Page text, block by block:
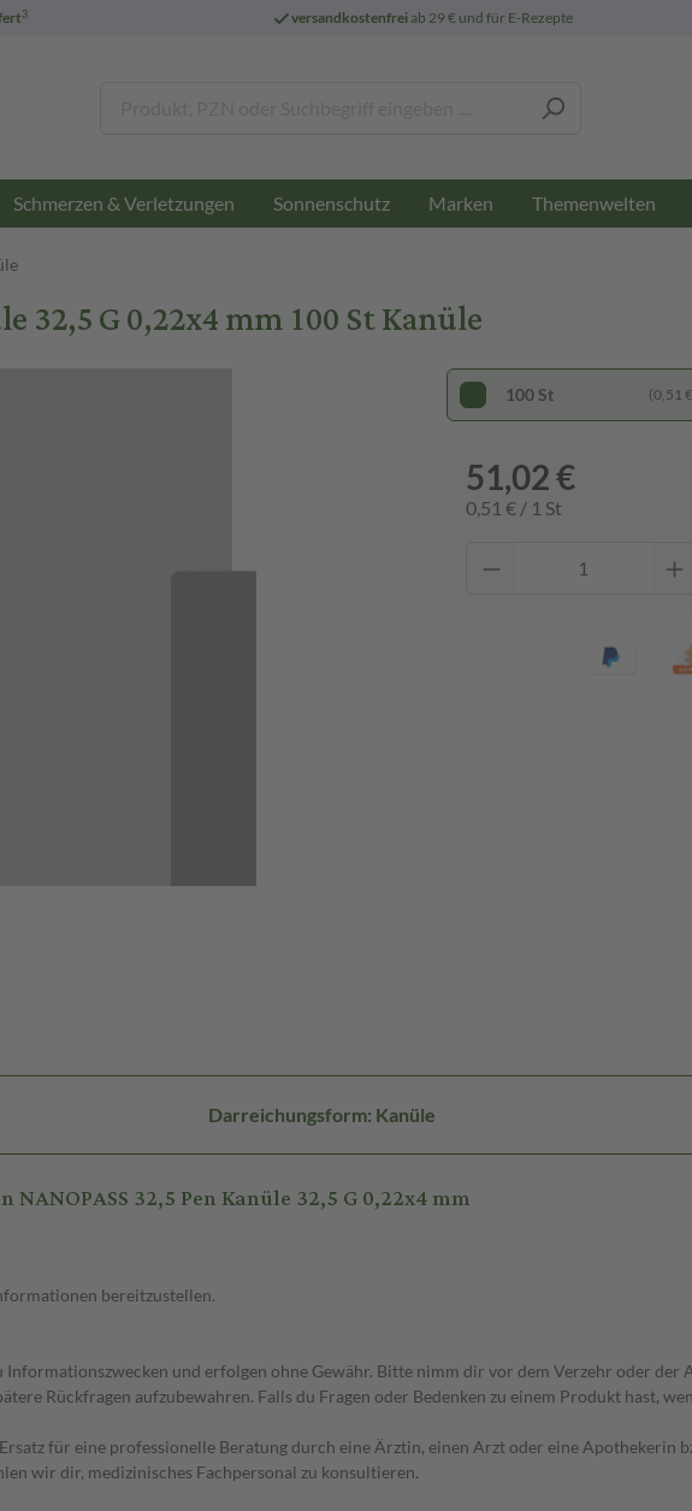
3 versandkostenfreiab 29 € und für E-Rezepte
Schmerzen & Verletzungen Sonnenschutz Marken Themenwelten
32,5 G 0,22x4 mm 100 St Kanüle
100 St (0,51
51,02 €
0,51 € / 1 St
Darreichungsform: Kanüle
32,5 Pen Kanüle 32,5 G 0,22x4 mm
bereitzustellen.
und erfolgen ohne Gewähr. Bitte nimm dir vor dem Verzehr oder
Rückfragen aufzubewahren. Falls du Fragen oder Bedenken zu einem Produkt hast,
für eine professionelle Beratung durch eine Ärztin, einen Arzt oder eine Apothekerin
wir dir, medizinisches Fachpersonal zu konsultieren.